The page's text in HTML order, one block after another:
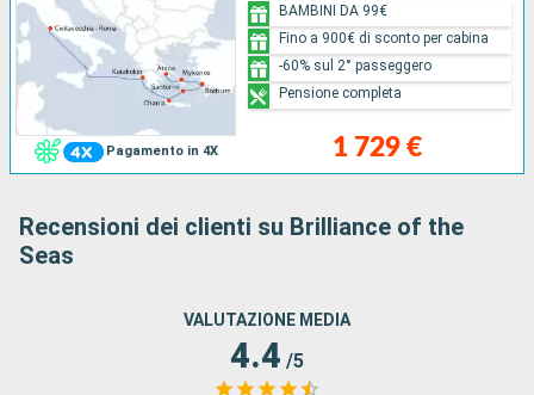
Pagamento in 4X 1 729 €
BAMBINI DA 99€
Fino a 900€ di sconto per cabina
-60% sul 2° passeggero
Pensione completa
Recensioni dei clienti su Brilliance of the
Seas
VALUTAZIONE MEDIA
4.4 /5